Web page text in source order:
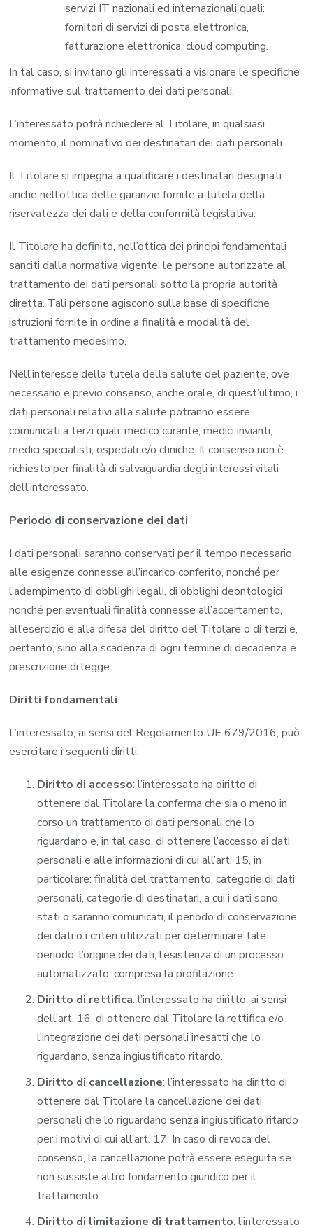
servizi IT nazionali ed internazionali quali:
fornitori di servizi di posta elettronica,
fatturazione elettronica, cloud computing.
In tal caso, si invitano gli interessati a visionare le specifiche
informative sul trattamento dei dati personali.
L’interessato potrà richiedere al Titolare, in qualsiasi
momento, il nominativo dei destinatari dei dati personali.
Il Titolare si impegna a qualificare i destinatari designati
anche nell’ottica delle garanzie fornite a tutela della
riservatezza dei dati e della conformità legislativa.
Il Titolare ha definito, nell’ottica dei principi fondamentali
sanciti dalla normativa vigente, le persone autorizzate al
trattamento dei dati personali sotto la propria autorità
diretta. Tali persone agiscono sulla base di specifiche
istruzioni fornite in ordine a finalità e modalità del
trattamento medesimo.
Nell’interesse della tutela della salute del paziente, ove
necessario e previo consenso, anche orale, di quest’ultimo, i
dati personali relativi alla salute potranno essere
comunicati a terzi quali: medico curante, medici invianti,
medici specialisti, ospedali e/o cliniche. Il consenso non è
richiesto per finalità di salvaguardia degli interessi vitali
dell’interessato.
Periodo di conservazione dei dati
I dati personali saranno conservati per il tempo necessario
alle esigenze connesse all’incarico conferito, nonché per
l’adempimento di obblighi legali, di obblighi deontologici
nonché per eventuali finalità connesse all’accertamento,
all’esercizio e alla difesa del diritto del Titolare o di terzi e,
pertanto, sino alla scadenza di ogni termine di decadenza e
prescrizione di legge.
Diritti fondamentali
L’interessato, ai sensi del Regolamento UE 679/2016, può
esercitare i seguenti diritti:
Diritto di accesso: l’interessato ha diritto di
ottenere dal Titolare la conferma che sia o meno in
corso un trattamento di dati personali che lo
riguardano e, in tal caso, di ottenere l’accesso ai dati
personali e alle informazioni di cui all’art. 15, in
particolare: finalità del trattamento, categorie di dati
personali, categorie di destinatari, a cui i dati sono
stati o saranno comunicati, il periodo di conservazione
dei dati o i criteri utilizzati per determinare tale
periodo, l’origine dei dati, l’esistenza di un processo
automatizzato, compresa la profilazione.
Diritto di rettifica: l’interessato ha diritto, ai sensi
dell’art. 16, di ottenere dal Titolare la rettifica e/o
l’integrazione dei dati personali inesatti che lo
riguardano, senza ingiustificato ritardo.
Diritto di cancellazione: l’interessato ha diritto di
ottenere dal Titolare la cancellazione dei dati
personali che lo riguardano senza ingiustificato ritardo
per i motivi di cui all’art. 17. In caso di revoca del
consenso, la cancellazione potrà essere eseguita se
non sussiste altro fondamento giuridico per il
trattamento.
Diritto di limitazione di trattamento: l’interessato